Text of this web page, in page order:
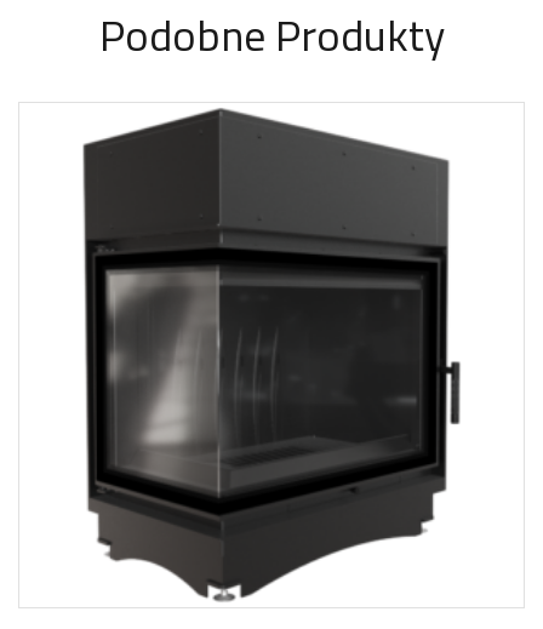
Podobne Produkty